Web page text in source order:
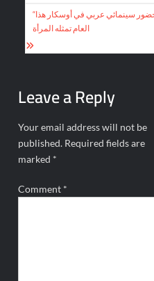
navigation
“الرجل الذي باع ظهره” و “الهدية”.. حضور سينمائي عربي في أوسكار هذا
العام تمثله المرأة
Leave a Reply
Your email address will not be
published. Required fields are
marked *
Comment *